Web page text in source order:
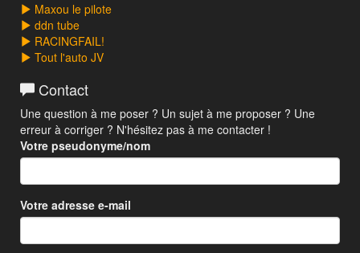
Maxou le pilote
ddn tube
RACINGFAIL!
Tout l'auto JV
Contact
Une question à me poser ? Un sujet à me proposer ? Une
erreur à corriger ? N'hésitez pas à me contacter !
Votre pseudonyme/nom
Votre adresse e-mail